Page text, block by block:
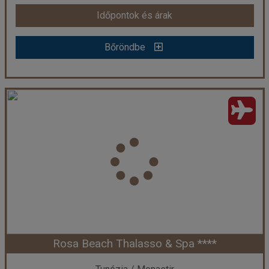
Időpontok és árak
Bőröndbe
Időpontok és árak
Bőröndbe
GOLF RESIDENCE ****
Port El Kantaoui
Utazás módja:
Repülővel
Ellátás:
All inclusive
Szálláskategória:Hotel ****
Kétágyas szoba Kertre néző
Időpont: 2026-10-16 | 7 éj
Rosa Beach Thalasso & Spa ****